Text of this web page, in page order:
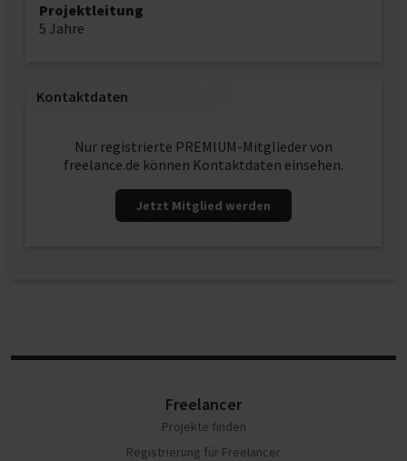
Projektleitung
5 Jahre
Kontaktdaten
Nur registrierte PREMIUM-Mitglieder von
freelance.de können Kontaktdaten einsehen.
Jetzt Mitglied werden
Freelancer
Projekte finden
Registrierung für Freelancer